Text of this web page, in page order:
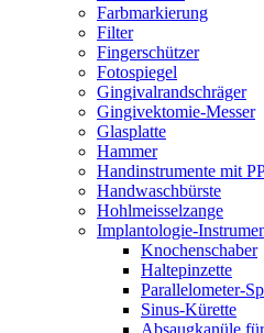
Farbmarkierung
Filter
Fingerschützer
Fotospiegel
Gingivalrandschräger
Gingivektomie-Messer
Glasplatte
Hammer
Handinstrumente mit
Handwaschbürste
Hohlmeisselzange
Implantologie-
Knochenschaber
Haltepinzette
Parallelometer-
Sinus-Kürette
Absaugkanüle